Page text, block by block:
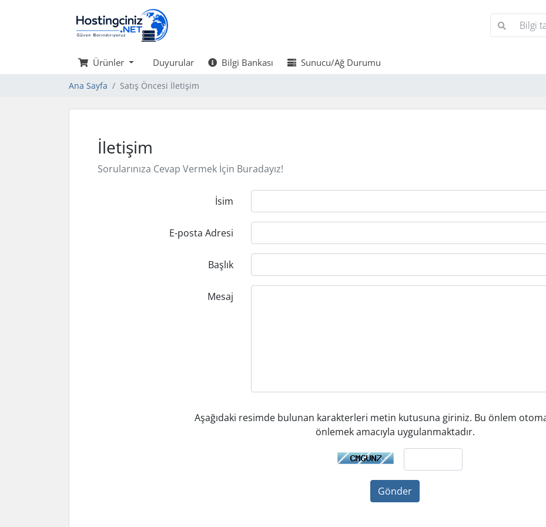
Ürünler Duyurular Bilgi Bankası Sunucu/Ağ Durumu
Ana Sayfa Satış Öncesi İletişim
İletişim
Sorularınıza Cevap Vermek İçin Buradayız!
İsim
E-posta Adresi
Başlık
Mesaj
Aşağıdaki resimde bulunan karakterleri metin kutusuna giriniz. Bu önlem
önlemek amacıyla uygulanmaktadır.
Gönder